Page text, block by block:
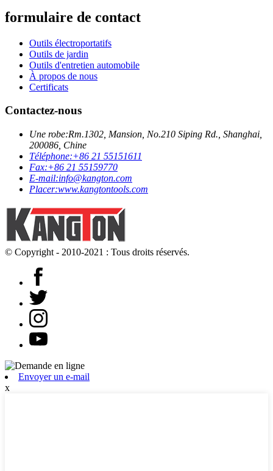
formulaire de contact
Outils électroportatifs
Outils de jardin
Outils d'entretien automobile
À propos de nous
Certificats
Contactez-nous
Une robe:Rm.1302, Mansion, No.210 Siping Rd., Shanghai,
200086, Chine
Téléphone:+86 21 55151611
Fax:+86 21 55159770
E-mail:info@kangton.com
Placer:www.kangtontools.com
© Copyright - 2010-2021 : Tous droits réservés.
Envoyer un e-mail
x